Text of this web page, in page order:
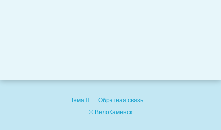
Тема
Обратная связь
© ВелоКаменск